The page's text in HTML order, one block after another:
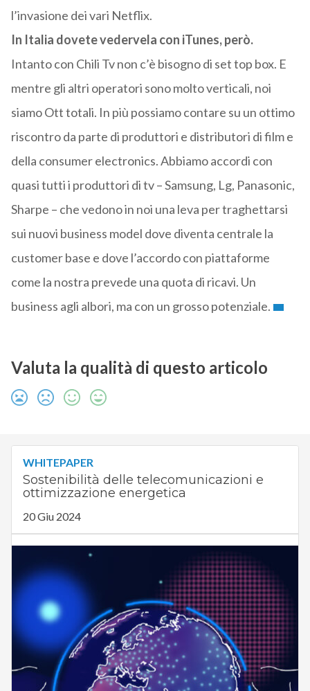
l’invasione dei vari Netflix.
In Italia dovete vedervela con iTunes, però.
Intanto con Chili Tv non c’è bisogno di set top box. E
mentre gli altri operatori sono molto verticali, noi
siamo Ott totali. In più possiamo contare su un ottimo
riscontro da parte di produttori e distributori di film e
della consumer electronics. Abbiamo accordi con
quasi tutti i produttori di tv – Samsung, Lg, Panasonic,
Sharpe – che vedono in noi una leva per traghettarsi
sui nuovi business model dove diventa centrale la
customer base e dove l’accordo con piattaforme
come la nostra prevede una quota di ricavi. Un
business agli albori, ma con un grosso potenziale.
Valuta la qualità di questo articolo
WHITEPAPER
Sostenibilità delle telecomunicazioni e
ottimizzazione energetica
20 Giu 2024